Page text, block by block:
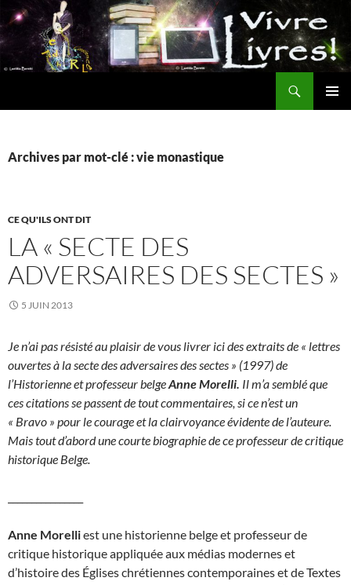
Aller
au
contenu
Archives par mot-clé : vie monastique
CE QU'ILS ONT DIT
LA « SECTE DES
ADVERSAIRES DES SECTES »
5 JUIN 2013
Je n’ai pas résisté au plaisir de vous livrer ici des extraits de « lettres
ouvertes à la secte des adversaires des sectes » (1997) de
l’Historienne et professeur belgeAnne Morelli. Il m’a semblé que
ces citations se passent de tout commentaires, si ce n’est un
« Bravo » pour le courage et la clairvoyance évidente de l’auteure.
Mais tout d’abord une courte biographie de ce professeur de critique
historique Belge.
Anne Morelliest une historienne belge et professeur de
critique historique appliquée aux médias modernes et
d’histoire des Églises chrétiennes contemporaines et de Textes